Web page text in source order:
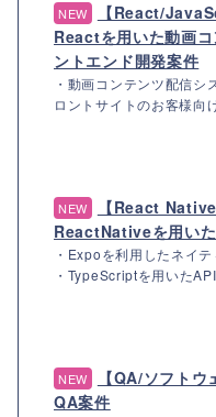
NEW
【React/
Reactを用いた動画
ントエンド開発案件
・動画コンテンツ配信シ
ロントサイトのお客様向
NEW
【React
ReactNativeを用い
・Expoを利用したネイ
・TypeScriptを用いた
NEW
【QA/ソフト
QA案件